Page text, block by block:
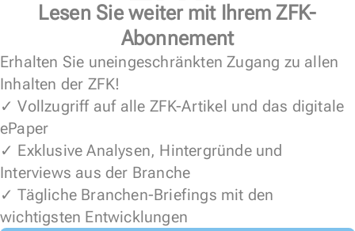
Lesen Sie weiter mit Ihrem ZFK-
Abonnement
Erhalten Sie uneingeschränkten Zugang zu allen
Inhalten der ZFK!
✓ Vollzugriff auf alle ZFK-Artikel und das digitale
ePaper
✓ Exklusive Analysen, Hintergründe und
Interviews aus der Branche
✓ Tägliche Branchen-Briefings mit den
wichtigsten Entwicklungen